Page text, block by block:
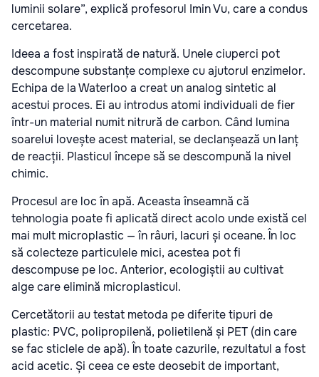
luminii solare”, explică profesorul Imin Vu, care a condus
cercetarea.
Ideea a fost inspirată de natură. Unele ciuperci pot
descompune substanțe complexe cu ajutorul enzimelor.
Echipa de la Waterloo a creat un analog sintetic al
acestui proces. Ei au introdus atomi individuali de fier
într-un material numit nitrură de carbon. Când lumina
soarelui lovește acest material, se declanșează un lanț
de reacții. Plasticul începe să se descompună la nivel
chimic.
Procesul are loc în apă. Aceasta înseamnă că
tehnologia poate fi aplicată direct acolo unde există cel
mai mult microplastic — în râuri, lacuri și oceane. În loc
să colecteze particulele mici, acestea pot fi
descompuse pe loc. Anterior, ecologiștii au cultivat
alge care elimină microplasticul.
Cercetătorii au testat metoda pe diferite tipuri de
plastic: PVC, polipropilenă, polietilenă și PET (din care
se fac sticlele de apă). În toate cazurile, rezultatul a fost
acid acetic. Și ceea ce este deosebit de important,